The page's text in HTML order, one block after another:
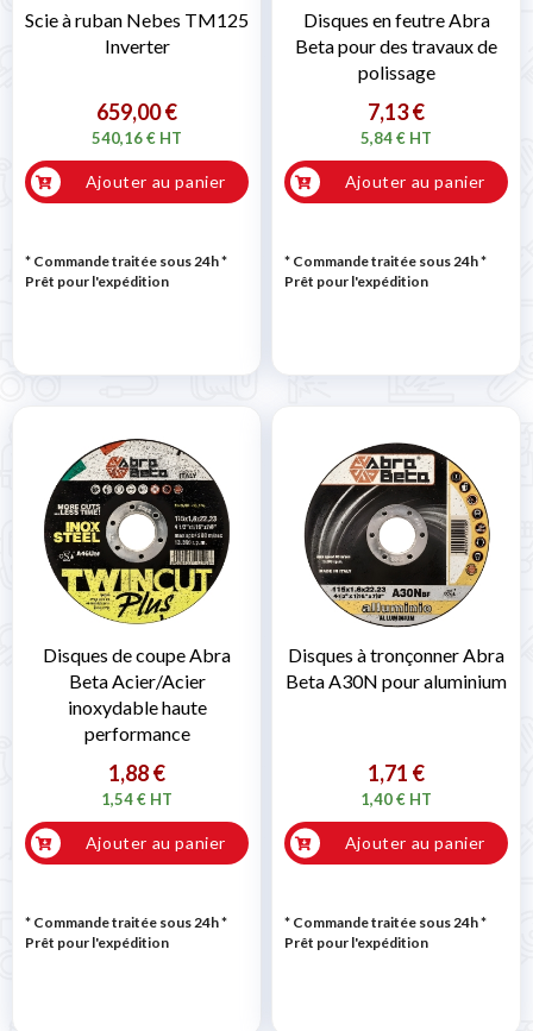
Scie à ruban Nebes TM125
Inverter
659,00 €
540,16 € HT
Ajouter au panier
* Commande traitée sous 24h*
Prêt pour l'expédition
Disques en feutre Abra
Beta pour des travaux de
polissage
7,13 €
5,84 € HT
Ajouter au panier
* Commande traitée sous 24h*
Prêt pour l'expédition
Disques de coupe Abra
Beta Acier/Acier
inoxydable haute
performance
1,88 €
1,54 € HT
Ajouter au panier
* Commande traitée sous 24h*
Prêt pour l'expédition
Disques à tronçonner Abra
Beta A30N pour aluminium
1,71 €
1,40 € HT
Ajouter au panier
* Commande traitée sous 24h*
Prêt pour l'expédition